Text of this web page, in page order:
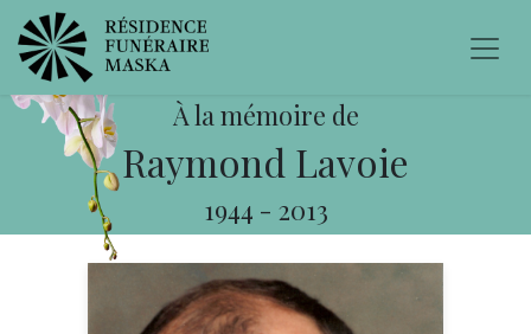
À la mémoire de
Raymond Lavoie
1944 - 2013